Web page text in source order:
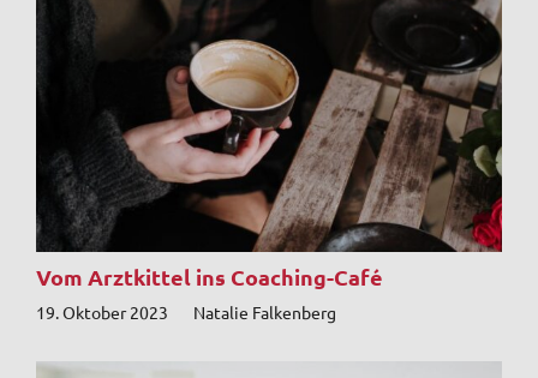
Vom Arztkittel ins Coaching-Café
19. Oktober 2023 Natalie Falkenberg